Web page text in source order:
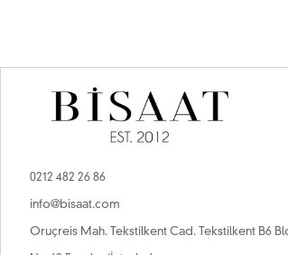
0212 482 26 86
info@bisaat.com
Oruçreis Mah. Tekstilkent Cad. Tekstilkent B6